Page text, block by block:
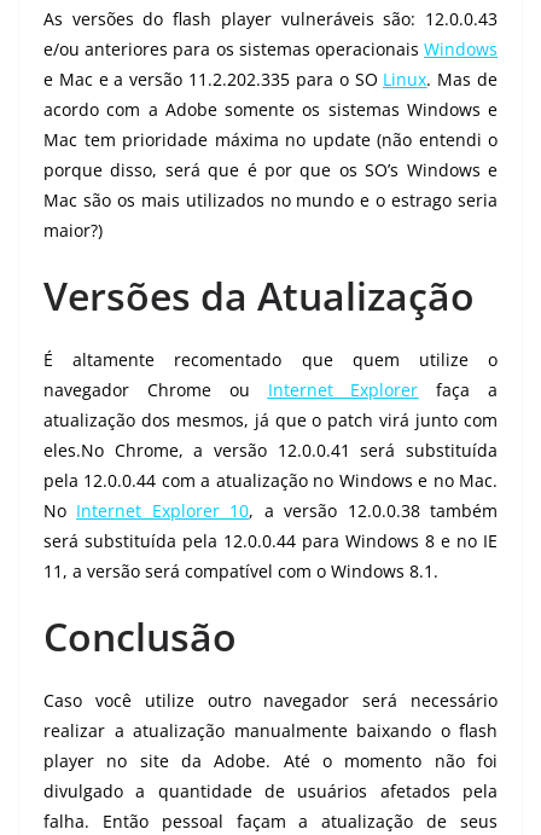
As versões do flash player vulneráveis são: 12.0.0.43
e/ou anteriores para os sistemas operacionais Windows
e Mac e a versão 11.2.202.335 para o SO Linux. Mas de
acordo com a Adobe somente os sistemas Windows e
Mac tem prioridade máxima no update (não entendi o
porque disso, será que é por que os SO’s Windows e
Mac são os mais utilizados no mundo e o estrago seria
maior?)
Versões da Atualização
É altamente recomentado que quem utilize o
navegador Chrome ou Internet Explorer faça a
atualização dos mesmos, já que o patch virá junto com
eles.No Chrome, a versão 12.0.0.41 será substituída
pela 12.0.0.44 com a atualização no Windows e no Mac.
No Internet Explorer 10, a versão 12.0.0.38 também
será substituída pela 12.0.0.44 para Windows 8 e no IE
11, a versão será compatível com o Windows 8.1.
Conclusão
Caso você utilize outro navegador será necessário
realizar a atualização manualmente baixando o flash
player no site da Adobe. Até o momento não foi
divulgado a quantidade de usuários afetados pela
falha. Então pessoal façam a atualização de seus